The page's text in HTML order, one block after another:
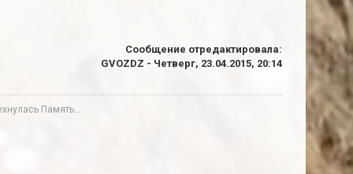
Сообщение отредактировала:
GVOZDZ - Четверг, 23.04.2015, 20:14
Память...